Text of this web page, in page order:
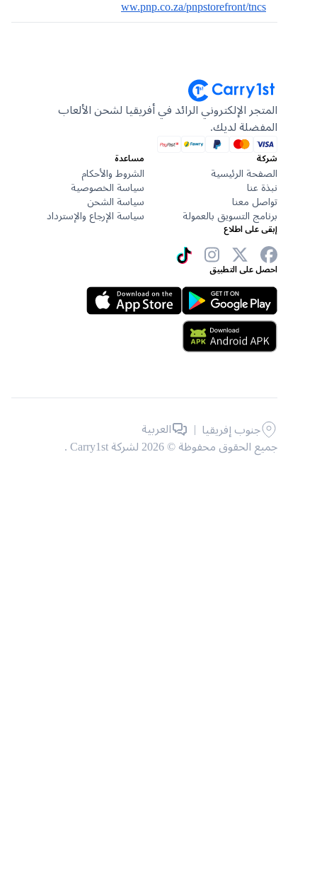
ww.pnp.co.za/pnpstorefront/tncs
المتجر الإلكتروني الرائد في أفريقيا لشحن الألعاب
المفضلة لديك.
الصفحة الرئيسية
نبذة عنا
تواصل معنا
برنامج التسويق بالعمولة
مساعدة
الشروط والأحكام
سياسة الخصوصية
سياسة الشحن
سياسة الإرجاع والإسترداد
إبقى على اطلاع
احصل على التطبيق
جميع الحقوق محفوظة © 2026 لشركة Carry1st .
جنوب إفريقيا العربية